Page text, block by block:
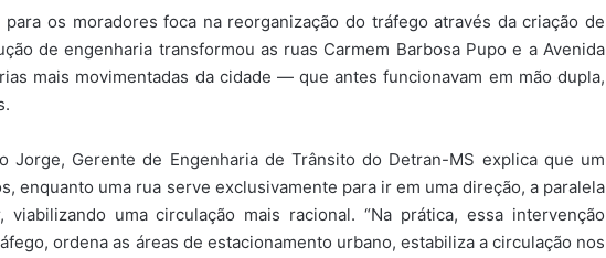
os moradores foca na reorganização do tráfego através da criação de
de engenharia transformou as ruas Carmem Barbosa Pupo e a Avenida
mais movimentadas da cidade — que antes funcionavam em mão dupla,
Jorge, Gerente de Engenharia de Trânsito do Detran-MS explica que um
enquanto uma rua serve exclusivamente para ir em uma direção, a paralela
uma circulação mais racional. “Na prática, essa intervenção
ordena as áreas de estacionamento urbano, estabiliza a circulação nos